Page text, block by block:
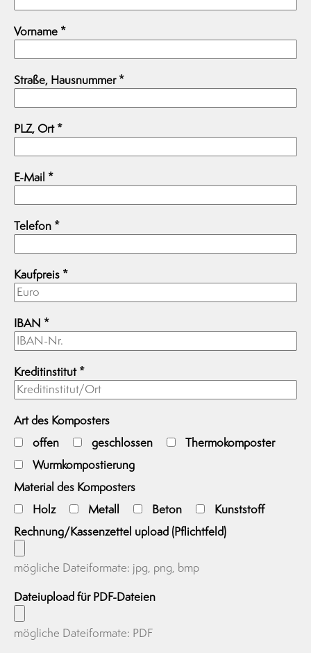
Vorname *
Straße, Hausnummer *
PLZ, Ort *
E-Mail *
Telefon *
Kaufpreis *
IBAN *
Kreditinstitut *
Art des Komposters
offen
geschlossen
Thermokomposter
Wurmkompostierung
Material des Komposters
Holz
Metall Beton
Kunststoff
Rechnung/Kassenzettel upload (Pflichtfeld)
mögliche Dateiformate: jpg, png, bmp
Dateiupload für PDF-Dateien
mögliche Dateiformate: PDF